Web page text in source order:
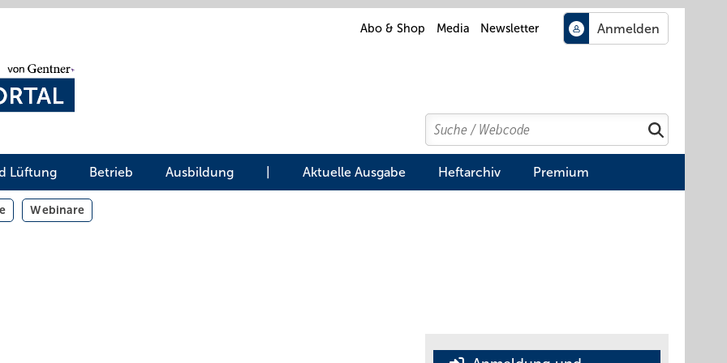
Abo & Shop Media Newsletter
Search
Suchen
Lüftung Betrieb Ausbildung Aktuelle Ausgabe Heftarchiv Premium
Webinare